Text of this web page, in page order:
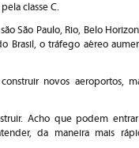
classe C.
São Paulo, Rio, Belo
Brasil, o tráfego aéreo
novos aeroportos,
Acho que podem
da maneira mais